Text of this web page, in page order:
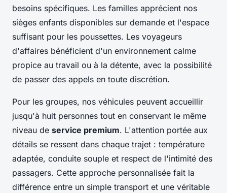
besoins spécifiques. Les familles apprécient nos
sièges enfants disponibles sur demande et l'espace
suffisant pour les poussettes. Les voyageurs
d'affaires bénéficient d'un environnement calme
propice au travail ou à la détente, avec la possibilité
de passer des appels en toute discrétion.
Pour les groupes, nos véhicules peuvent accueillir
jusqu'à huit personnes tout en conservant le même
niveau de service premium. L'attention portée aux
détails se ressent dans chaque trajet : température
adaptée, conduite souple et respect de l'intimité des
passagers. Cette approche personnalisée fait la
différence entre un simple transport et une véritable